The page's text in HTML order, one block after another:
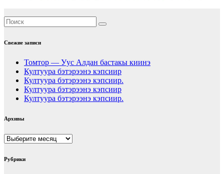
Свежие записи
Томтор — Уус Алдан бастакы киинэ
Култуура бэтэрээнэ кэпсиир
Култуура бэтэрээнэ кэпсиир.
Култуура бэтэрээнэ кэпсиир
Култуура бэтэрээнэ кэпсиир.
Архивы
Архивы
Рубрики